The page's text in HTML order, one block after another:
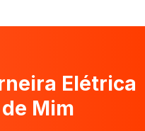
Elétrica
Mim